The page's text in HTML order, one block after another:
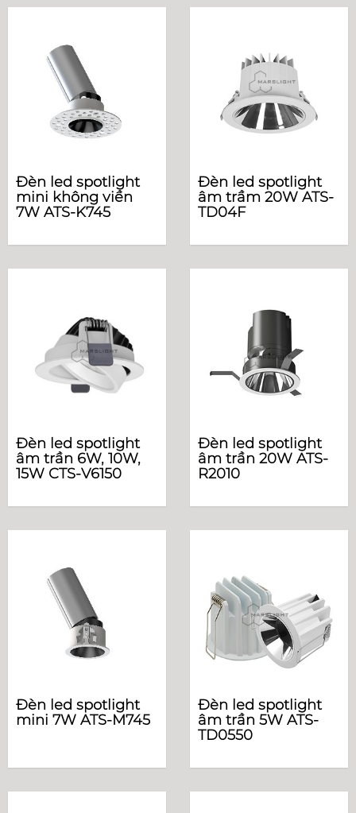
Đèn led spotlight
mini không viền
7W ATS-K745
Đèn led spotlight
âm trầm 20W ATS-
TD04F
Đèn led spotlight
âm trần 6W, 10W,
15W CTS-V6150
Đèn led spotlight
âm trần 20W ATS-
R2010
Đèn led spotlight
mini 7W ATS-M745
Đèn led spotlight
âm trần 5W ATS-
TD0550